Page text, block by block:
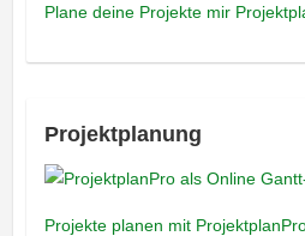
Plane deine Projekte mir
Projektplanung
Projekte planen mit